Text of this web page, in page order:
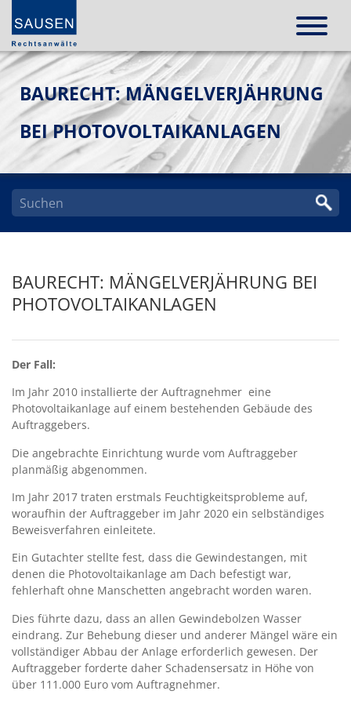
BAURECHT: MÄNGELVERJÄHRUNG
BEI PHOTOVOLTAIKANLAGEN
BAURECHT: MÄNGELVERJÄHRUNG BEI
PHOTOVOLTAIKANLAGEN
Der Fall:
Im Jahr 2010 installierte der Auftragnehmer eine
Photovoltaikanlage auf einem bestehenden Gebäude des
Auftraggebers.
Die angebrachte Einrichtung wurde vom Auftraggeber
planmäßig abgenommen.
Im Jahr 2017 traten erstmals Feuchtigkeitsprobleme auf,
woraufhin der Auftraggeber im Jahr 2020 ein selbständiges
Beweisverfahren einleitete.
Ein Gutachter stellte fest, dass die Gewindestangen, mit
denen die Photovoltaikanlage am Dach befestigt war,
fehlerhaft ohne Manschetten angebracht worden waren.
Dies führte dazu, dass an allen Gewindebolzen Wasser
eindrang. Zur Behebung dieser und anderer Mängel wäre ein
vollständiger Abbau der Anlage erforderlich gewesen. Der
Auftraggeber forderte daher Schadensersatz in Höhe von
über 111.000 Euro vom Auftragnehmer.